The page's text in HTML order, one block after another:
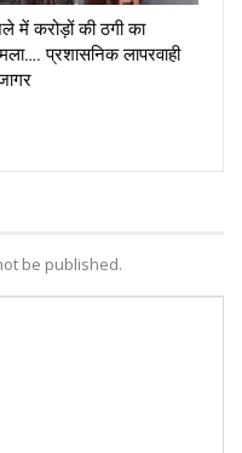
में करोड़ों की ठगी का
प्रशासनिक लापरवाही
be published.